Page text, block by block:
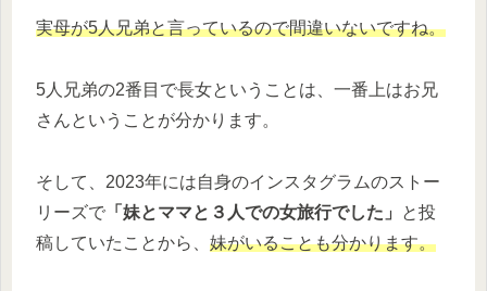
実母が5人兄弟と言っているので間違いないですね。
5人兄弟の2番目で長女ということは、一番上はお兄
さんということが分かります。
そして、2023年には自身のインスタグラムのストー
リーズで 「妹とママと３人での女旅行でした」
と投
稿していたことから、 妹がいることも分かります。